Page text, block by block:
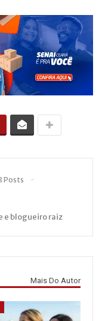
Posts
e blogueiro raiz
Mais Do Autor